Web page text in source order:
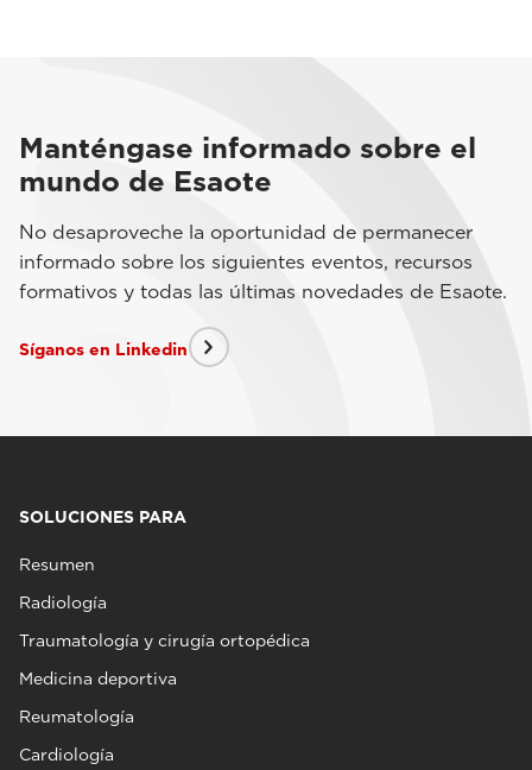
Manténgase informado sobre el
mundo de Esaote
No desaproveche la oportunidad de permanecer
informado sobre los siguientes eventos, recursos
formativos y todas las últimas novedades de Esaote.
Síganos en Linkedin
SOLUCIONES PARA
Resumen
Radiología
Traumatología y cirugía ortopédica
Medicina deportiva
Reumatología
Cardiología